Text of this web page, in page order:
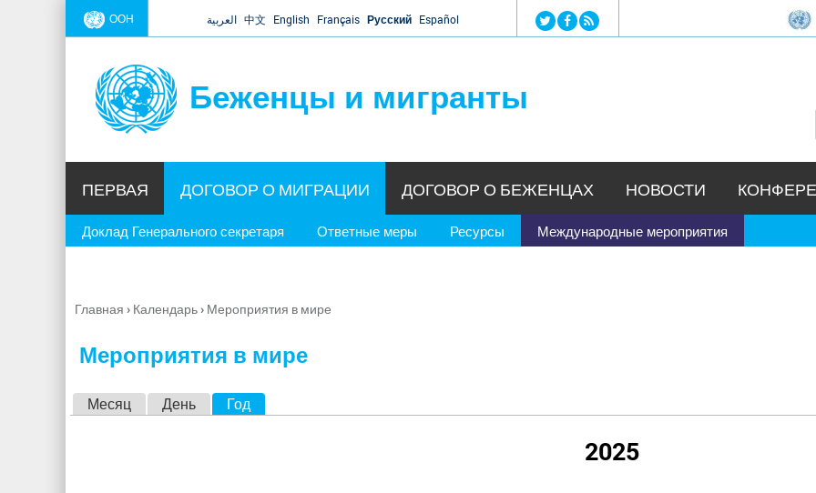
Jump to navigation
ООН العربية 中文 English Français Русский Español
Беженцы и мигранты
ПЕРВАЯ ДОГОВОР О МИГРАЦИИ
Доклад Генерального секретаря Ответные меры Ресурсы Международные мероприятия
ДОГОВОР О БЕЖЕНЦАХ НОВОСТИ
Вы
Главная › Календарь› Мероприятия в мире
Мероприятия в мире
Месяц День Год
2025